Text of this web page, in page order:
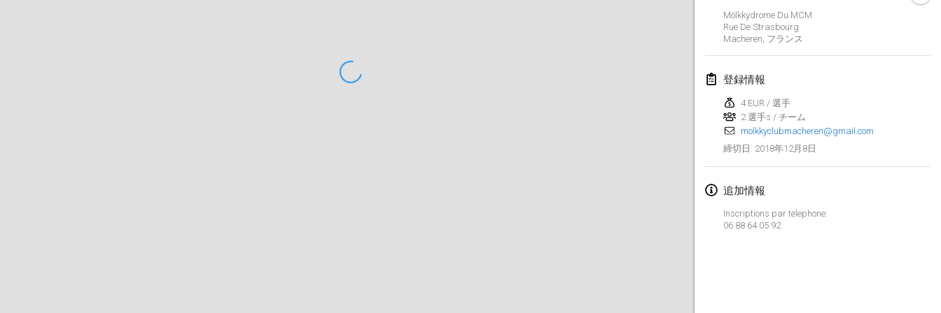
Mölkkydrome Du MCM
Rue De Strasbourg
Macheren フランス
登録情報
4 EUR / 選手
2 選手s / チーム
molkkyclubmacheren@gmail.com
締切日 : 2018年12月8日
追加情報
Inscriptions par telephone:
06 88 64 05 92
Lumi Mölkky
2018年2月3日
Tournoi de la St Valentin
2018年2月10日
Faschings-Mölkky
2018年2月11日|ドイツ
2018年2月24日